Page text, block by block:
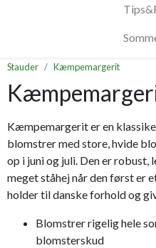
Stauder Kæmpemargerit
Kæmpemargerit er en
blomstrer med store, hvide
op i juni og juli. Den er robust,
meget ståhej når den først er
holder til danske forhold og
Blomstrer rigelig hele
blomsterskud